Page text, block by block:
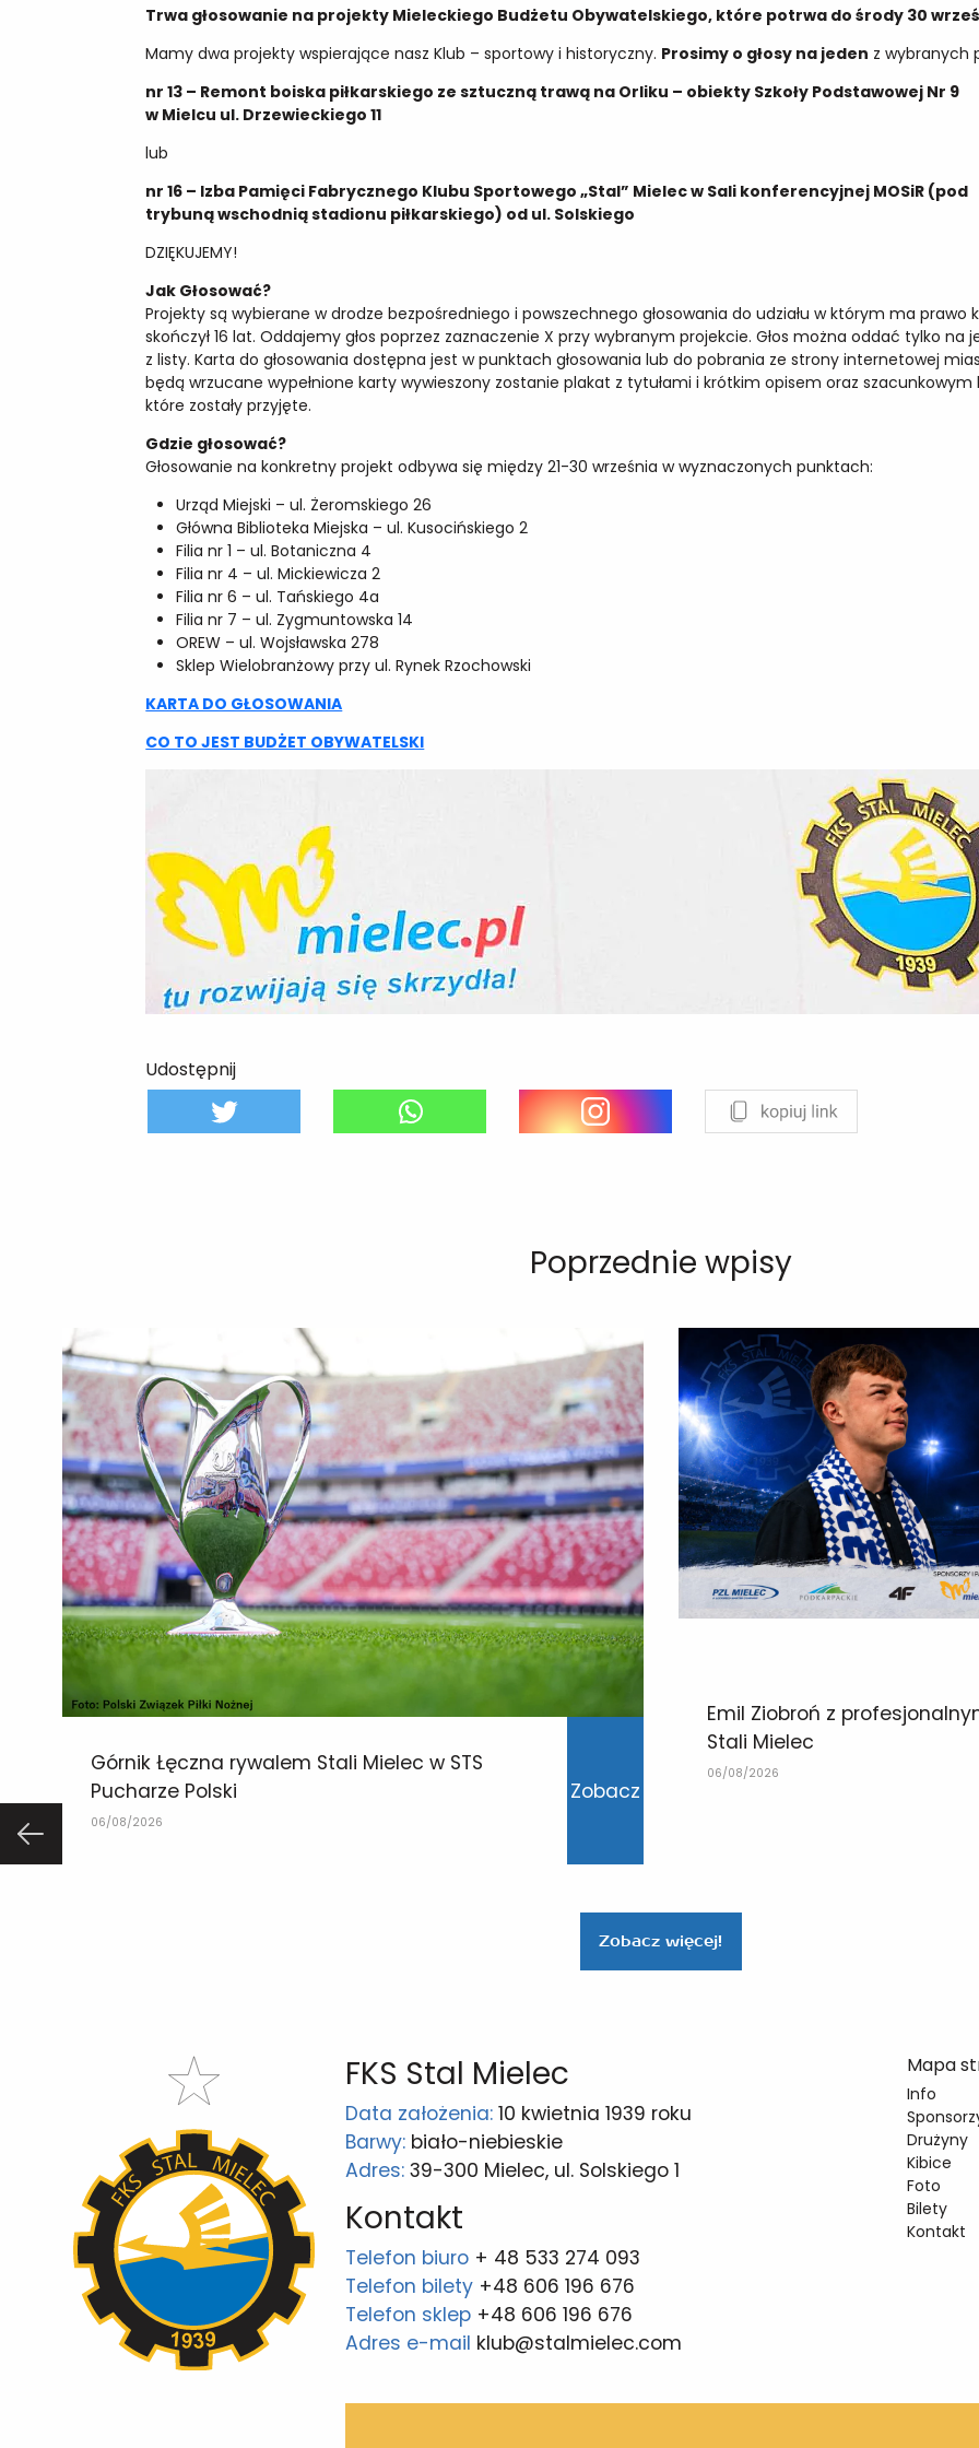
Trwa głosowanie na projekty Mieleckiego Budżetu Obywatelskiego, które potrwa do środy 30
Mamy dwa projekty wspierające nasz Klub – sportowy i historyczny. Prosimy o głosy na jeden z wybranych
nr 13 – Remont boiska piłkarskiego ze sztuczną trawą na Orliku – obiekty Szkoły Podstawowej Nr 9
w Mielcu ul. Drzewieckiego 11
lub
nr 16 – Izba Pamięci Fabrycznego Klubu Sportowego „Stal” Mielec w Sali konferencyjnej MOSiR (pod
trybuną wschodnią stadionu piłkarskiego) od ul. Solskiego
DZIĘKUJEMY!
Jak Głosować?
Projekty są wybierane w drodze bezpośredniego i powszechnego głosowania do udziału w którym ma prawo
skończył 16 lat. Oddajemy głos poprzez zaznaczenie X przy wybranym projekcie. Głos można oddać tylko na
z listy. Karta do głosowania dostępna jest w punktach głosowania lub do pobrania ze strony internetowej
będą wrzucane wypełnione karty wywieszony zostanie plakat z tytułami i krótkim opisem oraz
które zostały przyjęte.
Gdzie głosować?
Głosowanie na konkretny projekt odbywa się między 21-30 września w wyznaczonych punktach:
Urząd Miejski – ul. Żeromskiego 26
Główna Biblioteka Miejska – ul. Kusocińskiego 2
Filia nr 1 – ul. Botaniczna 4
Filia nr 4 – ul. Mickiewicza 2
Filia nr 6 – ul. Tańskiego 4a
Filia nr 7 – ul. Zygmuntowska 14
OREW – ul. Wojsławska 278
Sklep Wielobranżowy przy ul. Rynek Rzochowski
KARTA DO GŁOSOWANIA
CO TO JEST BUDŻET OBYWATELSKI
Udostępnij
Poprzednie wpisy
Górnik Łęczna rywalem Stali Mielec w STS
Pucharze Polski
06/08/2026
Zobacz
Emil Ziobroń z
Stali Mielec
06/08/2026
Zobacz więcej!
FKS Stal Mielec
Data założenia: 10 kwietnia 1939 roku
Barwy: biało-niebieskie
Adres: 39-300 Mielec, ul. Solskiego 1
Kontakt
Telefon biuro + 48 533 274 093
Telefon bilety +48 606 196 676
Telefon sklep +48 606 196 676
Adres e-mail klub@stalmielec.com
Mapa
Info
Drużyny
Kibice
Foto
Bilety
Kontakt